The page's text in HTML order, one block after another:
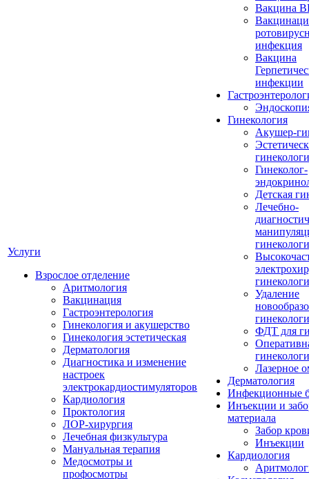
Услуги
Взрослое отделение
Аритмология
Вакцинация
Гастроэнтерология
Гинекология и акушерство
Гинекология эстетическая
Дерматология
Диагностика и изменение
настроек
электрокардиостимуляторов
Кардиология
Проктология
ЛОР-хирургия
Лечебная физкультура
Мануальная терапия
Медосмотры и
профосмотры
Вакцина
инфекция
Вакцина
инфекции
Гинекология
Акушер-
Гинеколог-
Детская
Лечебно-
Удаление
ФДТ для
Лазерное
Дерматология
Инфекционные
Инъекции и
материала
Забор
Инъекции
Кардиология